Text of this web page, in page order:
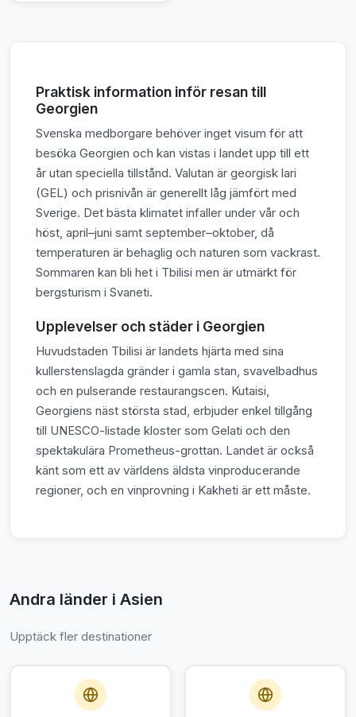
Praktisk information inför resan till
Georgien
Svenska medborgare behöver inget visum för att
besöka Georgien och kan vistas i landet upp till ett
år utan speciella tillstånd. Valutan är georgisk lari
(GEL) och prisnivån är generellt låg jämfört med
Sverige. Det bästa klimatet infaller under vår och
höst, april–juni samt september–oktober, då
temperaturen är behaglig och naturen som vackrast.
Sommaren kan bli het i Tbilisi men är utmärkt för
bergsturism i Svaneti.
Upplevelser och städer i Georgien
Huvudstaden Tbilisi är landets hjärta med sina
kullerstenslagda gränder i gamla stan, svavelbadhus
och en pulserande restaurangscen. Kutaisi,
Georgiens näst största stad, erbjuder enkel tillgång
till UNESCO-listade kloster som Gelati och den
spektakulära Prometheus-grottan. Landet är också
känt som ett av världens äldsta vinproducerande
regioner, och en vinprovning i Kakheti är ett måste.
Andra länder i Asien
Upptäck fler destinationer